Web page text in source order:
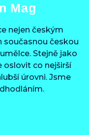
Mag
nejen českým
současnou českou
Stejně jako
oslovit co nejširší
úrovni. Jsme